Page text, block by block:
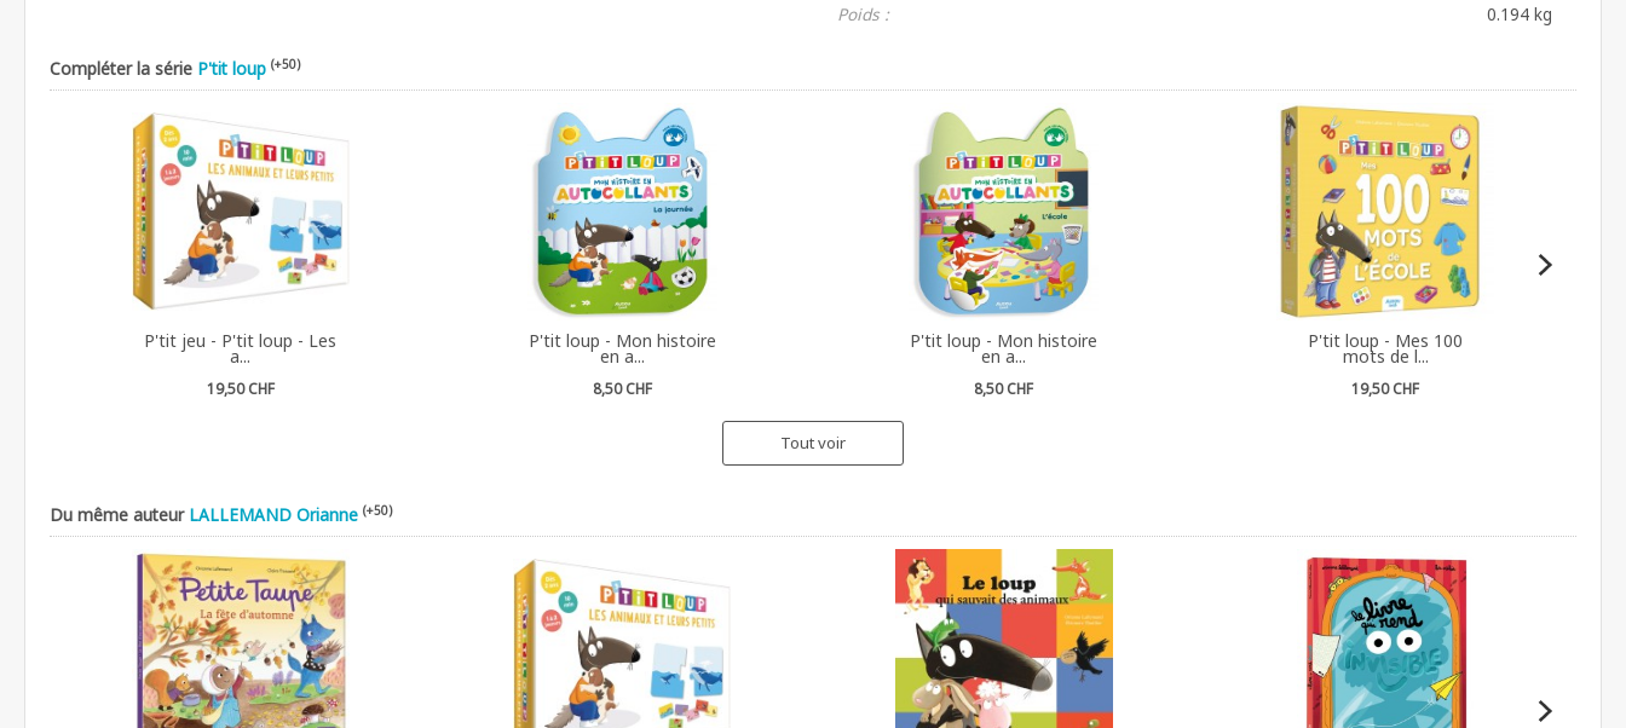
Poids :
0.194 kg
Compléter la série P'tit loup (+50)
P'tit jeu - P'tit loup - Les
a...
19,50 CHF
P'tit loup - Mon histoire
en a...
8,50 CHF
P'tit loup - Mon histoire
en a...
8,50 CHF
P'tit loup - Mes 100
mots de l...
19,50 CHF
Tout voir
Du même auteur LALLEMAND Orianne (+50)